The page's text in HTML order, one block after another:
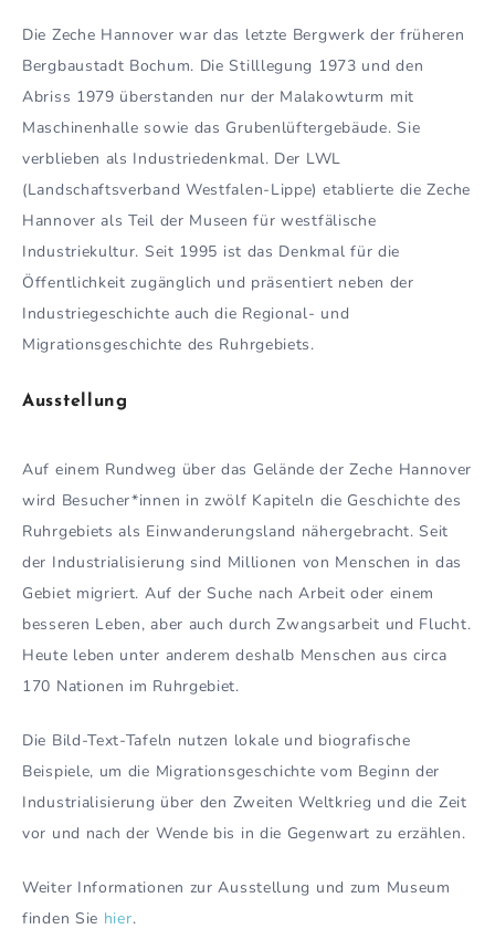
Die Zeche Hannover war das letzte Bergwerk der früheren
Bergbaustadt Bochum. Die Stilllegung 1973 und den
Abriss 1979 überstanden nur der Malakowturm mit
Maschinenhalle sowie das Grubenlüftergebäude. Sie
verblieben als Industriedenkmal. Der LWL
(Landschaftsverband Westfalen-Lippe) etablierte die Zeche
Hannover als Teil der Museen für westfälische
Industriekultur. Seit 1995 ist das Denkmal für die
Öffentlichkeit zugänglich und präsentiert neben der
Industriegeschichte auch die Regional- und
Migrationsgeschichte des Ruhrgebiets.
Ausstellung
Auf einem Rundweg über das Gelände der Zeche Hannover
wird Besucher*innen in zwölf Kapiteln die Geschichte des
Ruhrgebiets als Einwanderungsland nähergebracht. Seit
der Industrialisierung sind Millionen von Menschen in das
Gebiet migriert. Auf der Suche nach Arbeit oder einem
besseren Leben, aber auch durch Zwangsarbeit und Flucht.
Heute leben unter anderem deshalb Menschen aus circa
170 Nationen im Ruhrgebiet.
Die Bild-Text-Tafeln nutzen lokale und biografische
Beispiele, um die Migrationsgeschichte vom Beginn der
Industrialisierung über den Zweiten Weltkrieg und die Zeit
vor und nach der Wende bis in die Gegenwart zu erzählen.
Weiter Informationen zur Ausstellung und zum Museum
finden Sie hier.